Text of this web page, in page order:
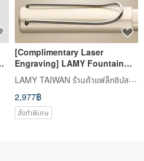
[Complimentary Laser
Engraving] LAMY Fountain
Pen / Lx Luxury Series - Pearl
White
LAMY TAIWAN ร้านค้าแฟล็กชิปสโตร์ทางการ
2,977฿
สั่งทำพิเศษ